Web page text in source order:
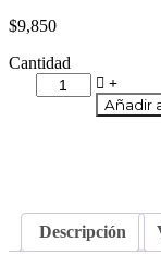
$9,850
Cantidad
PLASTILINA
NORMA Añadir
Descripción